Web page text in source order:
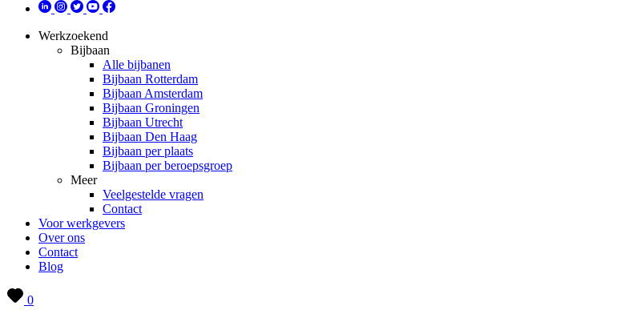
Werkzoekend
Bijbaan
Alle bijbanen
Bijbaan Rotterdam
Bijbaan Amsterdam
Bijbaan Groningen
Bijbaan Utrecht
Bijbaan Den Haag
Bijbaan per plaats
Bijbaan per beroepsgroep
Meer
Veelgestelde vragen
Contact
Voor werkgevers
Over ons
Contact
Blog
0